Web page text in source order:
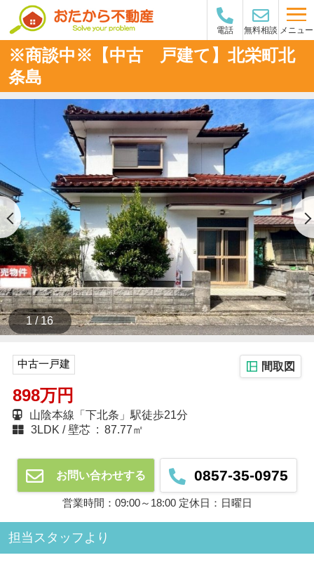
電話 無料相談 メニュー
※商談中※【中古 戸建て】北栄町北
条島
1 / 16
中古一戸建 間取図
898万円
山陰本線「下北条」駅徒歩21分
3LDK
壁芯 : 87.77㎡
お問い合わせする 0857-35-0975
営業時間：09:00～18:00 定休日：日曜日
担当スタッフより